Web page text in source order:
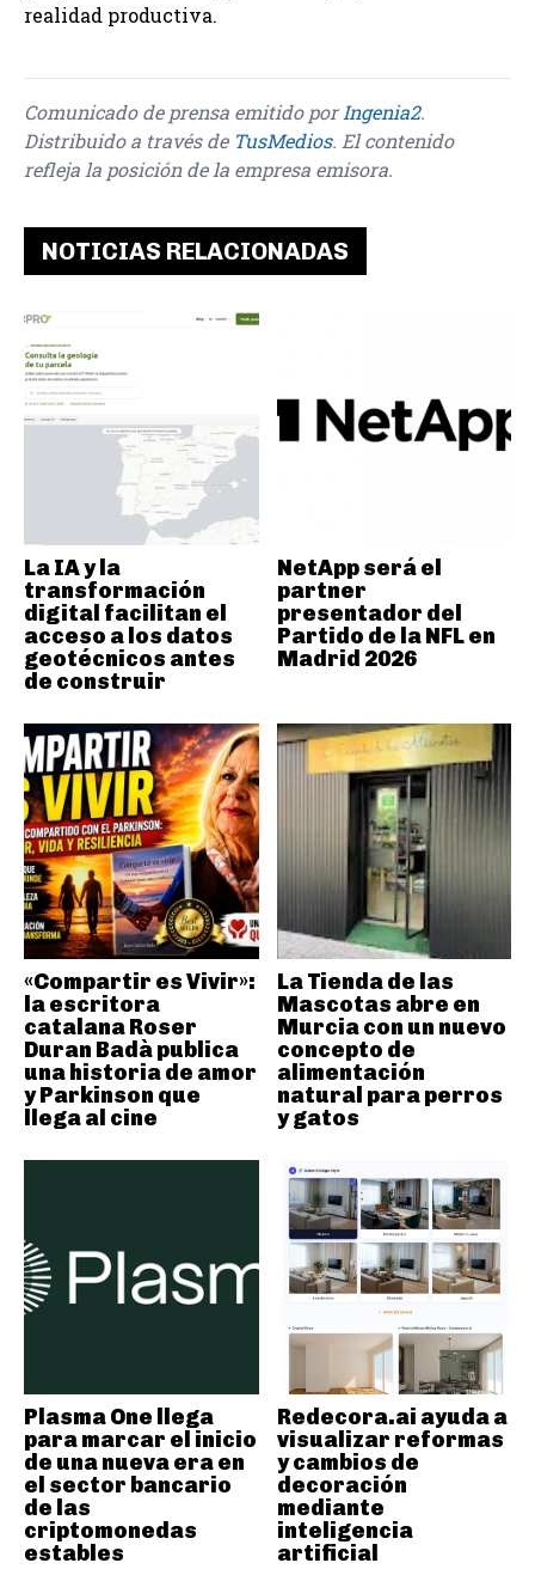
realidad productiva.
Comunicado de prensa emitido porIngenia2.
Distribuido a través de TusMedios. El contenido
refleja la posición de la empresa emisora.
NOTICIAS RELACIONADAS
La IA y la
transformación
digital facilitan el
acceso a los datos
geotécnicos antes
de construir
NetApp será el
partner
presentador del
Partido de la NFL en
Madrid 2026
«Compartir es Vivir»:
la escritora
catalana Roser
Duran Badà publica
una historia de amor
y Parkinson que
llega al cine
La Tienda de las
Mascotas abre en
Murcia con un nuevo
concepto de
alimentación
natural para perros
y gatos
Plasma One llega
para marcar el inicio
de una nueva era en
el sector bancario
de las
criptomonedas
estables
Redecora.ai ayuda a
visualizar reformas
y cambios de
decoración
mediante
inteligencia
artificial